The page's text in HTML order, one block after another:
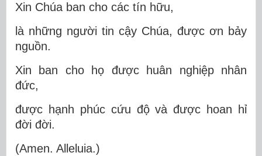
Xin Chúa ban cho các tín hữu,
là những người tin cậy Chúa, được ơn bảy
nguồn.
Xin ban cho họ được huân nghiệp nhân
đức,
được hạnh phúc cứu độ và được hoan hỉ
đời đời.
(Amen. Alleluia.)